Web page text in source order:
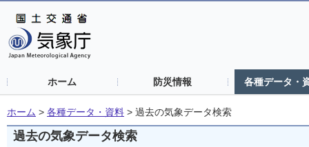
ホーム 防災情報 各種データ・
ホーム > 各種データ・資料 > 過去の気象データ検索
過去の気象データ検索